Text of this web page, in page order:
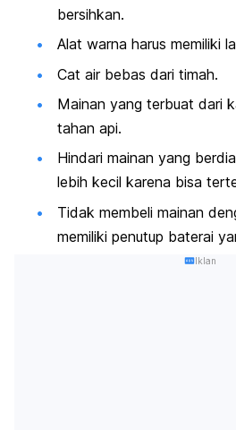
bersihkan.
Alat warna harus memiliki
Cat air bebas dari timah.
Mainan yang terbuat dari
tahan api.
Hindari mainan yang
lebih kecil karena bisa
Tidak membeli mainan
memiliki penutup baterai
Iklan